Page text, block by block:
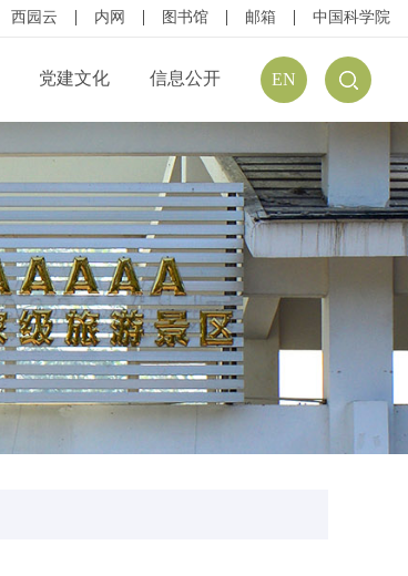
西园云 内网 图书馆 邮箱 中国科学院
党建文化 信息公开
预（决）算公开
年度报告
EN